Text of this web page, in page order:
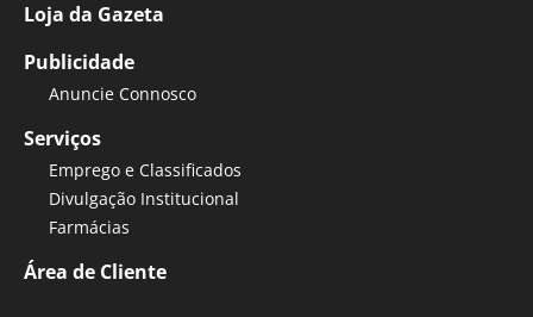
Loja da Gazeta
Publicidade
Anuncie Connosco
Serviços
Emprego e Classificados
Divulgação Institucional
Farmácias
Área de Cliente